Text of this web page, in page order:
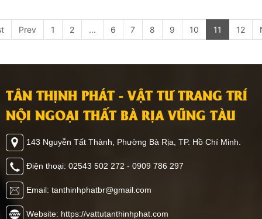
Prev 1 2 ... 6 7 8 9 10 11 12
TÂN THỊNH PHÁT - VẬT TƯ TRANG TRÍ
NỘI NGOẠI THẤT BÀ RỊA VŨNG TÀU
143 Nguyễn Tất Thành, Phường Bà Rịa, TP. Hồ Chí Minh.
Điện thoại: 02543 502 272 - 0909 786 297
Email: tanthinhphatbr@gmail.com
Website: https://vattutanthinhphat.com